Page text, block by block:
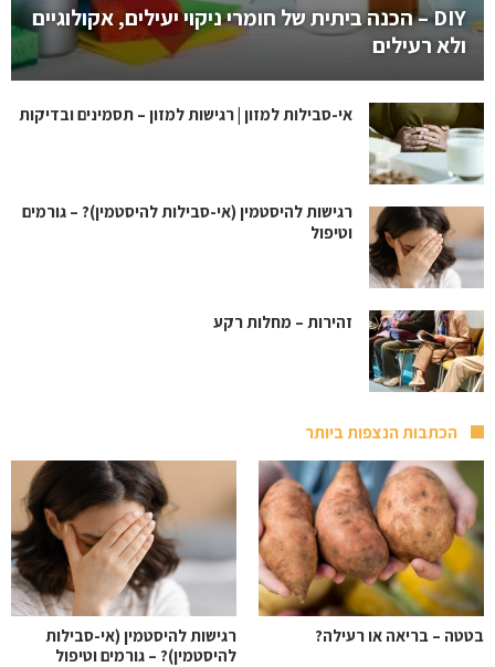
DIY – הכנה ביתית של חומרי ניקוי יעילים, אקולוגיים
ולא רעילים
אי-סבילות למזון | רגישות למזון – תסמינים ובדיקות
רגישות להיסטמין (אי-סבילות להיסטמין)? – גורמים
וטיפול
זהירות – מחלות רקע
הכתבות הנצפות ביותר
רגישות להיסטמין (אי-סבילות
להיסטמין)? – גורמים וטיפול
בטטה – בריאה או רעילה?